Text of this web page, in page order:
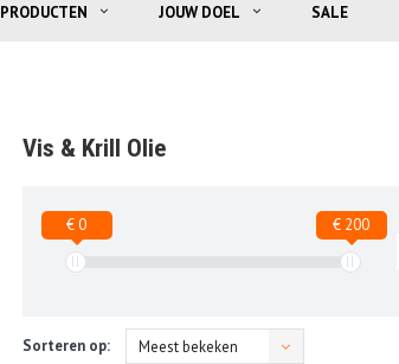
PRODUCTEN JOUW DOEL SALE
Vis & Krill Olie
€ 0
€ 200
Sorteren op: Meest bekeken